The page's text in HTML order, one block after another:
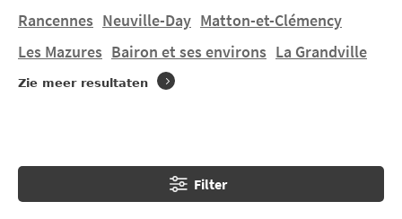
U wilt verblijven in een tent, een stacaravan huren in
Charleville-Mézièresop een mooie 4- of 5-
sterrencamping ? U vindt 1 camping in
Rancennes Neuville-Day Matton-et-Clémency
Les Mazures Bairon et ses environs La Grandville
Zie meer resultaten
Filter